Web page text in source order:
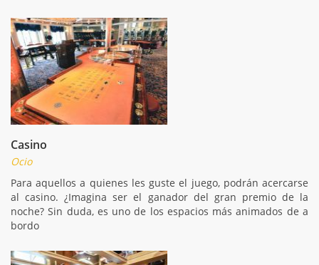
Casino
Ocio
Para aquellos a quienes les guste el juego, podrán acercarse
al casino. ¿Imagina ser el ganador del gran premio de la
noche? Sin duda, es uno de los espacios más animados de a
bordo